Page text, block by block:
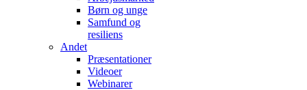
Børn og unge
Samfund og
resiliens
Andet
Præsentationer
Videoer
Webinarer